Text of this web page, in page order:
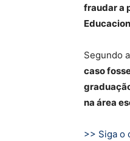
fraudar a
Segundo
caso
na área
>> Siga o